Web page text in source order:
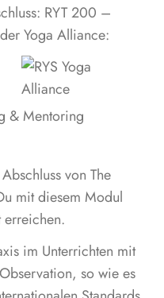
RYT 200 –
Yoga Alliance:
& Mentoring
von The
mit diesem Modul
erreichen.
im Unterrichten mit
so wie es